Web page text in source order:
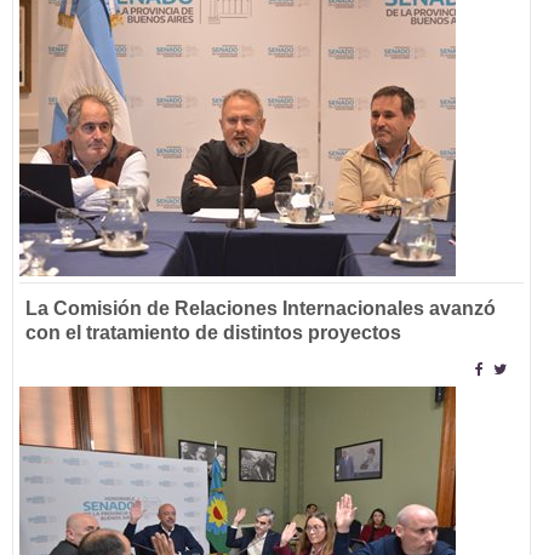
La Comisión de Relaciones Internacionales avanzó
con el tratamiento de distintos proyectos